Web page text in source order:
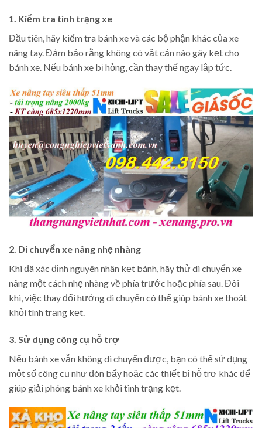
1. Kiểm tra tình trạng xe
Đầu tiên, hãy kiểm tra bánh xe và các bộ phận khác của xe
nâng tay. Đảm bảo rằng không có vật cản nào gây kẹt cho
bánh xe. Nếu bánh xe bị hỏng, cần thay thế ngay lập tức.
2. Di chuyển xe nâng nhẹ nhàng
Khi đã xác định nguyên nhân kẹt bánh, hãy thử di chuyển xe
nâng một cách nhẹ nhàng về phía trước hoặc phía sau. Đôi
khi, việc thay đổi hướng di chuyển có thể giúp bánh xe thoát
khỏi tình trạng kẹt.
3. Sử dụng công cụ hỗ trợ
Nếu bánh xe vẫn không di chuyển được, bạn có thể sử dụng
một số công cụ như đòn bẩy hoặc các thiết bị hỗ trợ khác để
giúp giải phóng bánh xe khỏi tình trạng kẹt.